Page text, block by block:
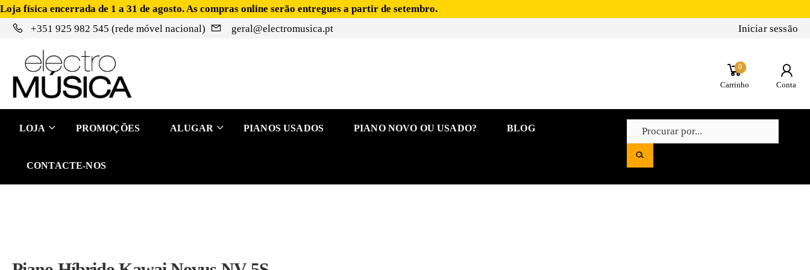
Loja física encerrada de 1 a 31 de agosto. As compras online serão entregues a partir de setembro.
+351 925 982 545 (rede móvel nacional)
geral@electromusica.pt Iniciar sessão
0
Carrinho Conta
LOJA PROMOÇÕES ALUGAR PIANOS USADOS PIANO NOVO OU USADO? BLOG
CONTACTE-NOS